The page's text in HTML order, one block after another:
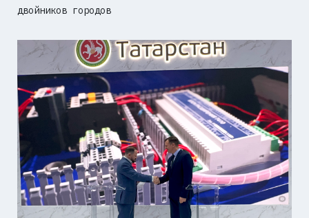
двойников городов